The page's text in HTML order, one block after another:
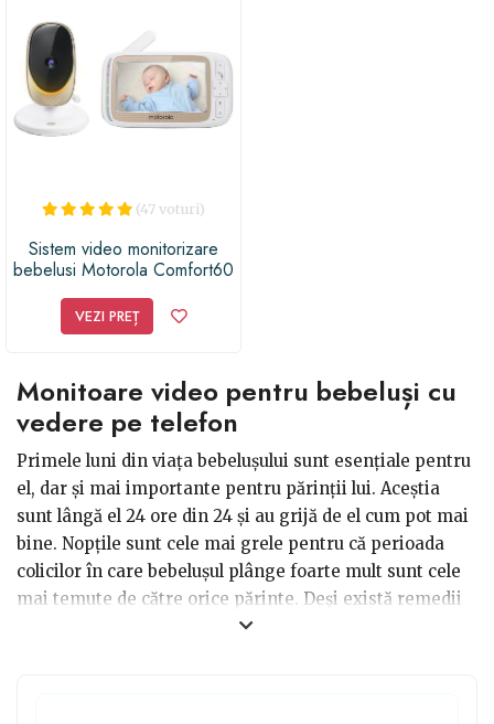
(47 voturi)
Sistem video monitorizare
bebelusi Motorola Comfort60
comunicare bidirectionala,
termometru
VEZI PREȚ
Monitoare video pentru bebeluși cu
vedere pe telefon
Primele luni din viața bebelușului sunt esențiale pentru
el, dar și mai importante pentru părinții lui. Aceștia
sunt lângă el 24 ore din 24 și au grijă de el cum pot mai
bine. Nopțile sunt cele mai grele pentru că perioada
colicilor în care bebelușul plânge foarte mult sunt cele
mai temute de către orice părinte. Deși există remedii
naturale pentru această afecțiune, nu tot timpul